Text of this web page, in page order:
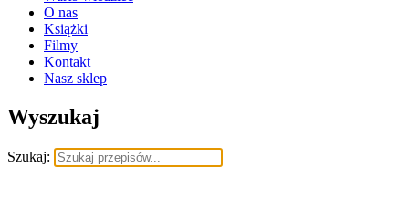
O nas
Książki
Filmy
Kontakt
Nasz sklep
Wyszukaj
Szukaj: